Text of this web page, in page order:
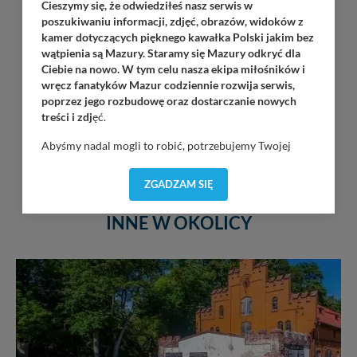
INNE W OKOLICY
Cieszymy się, że odwiedziłeś nasz serwis w
poszukiwaniu informacji, zdjęć, obrazów, widoków z
kamer dotyczących pięknego kawałka Polski jakim bez
wątpienia są Mazury. Staramy się Mazury odkryć dla
Ciebie na nowo. W tym celu nasza ekipa miłośników i
wręcz fanatyków Mazur codziennie rozwija serwis,
poprzez jego rozbudowę oraz dostarczanie nowych
treści i zdjęć.
Abyśmy nadal mogli to robić, potrzebujemy Twojej
dostosować do Twoich preferencji. Twoje dane (w tym
pliki cookies) będą zapisywane w celu usprawnienia
wyszukania, ulubione miejsca, logowania, itp).
priorytetowe, bez poinformowania Ciebie nie będziemy
zmieniać zakresu naszych uprawnień. Twoje dane są u
nas bezpieczne, jeśli masz wątpliwości co do naszych
intencji, zawsze możesz wycofać swoją zgodę. Więcej
informacji uzyskach w naszej
Polityce Prywatności
Klikając znak X lub przycisk PRZEJDŹ DO SERWISU
wyrażasz zgodę na przetwarzanie Twoich danych.
ZGADZAM SIĘ